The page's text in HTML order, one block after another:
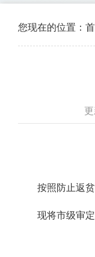
您现在的位置：
按照防止返
现将市级审